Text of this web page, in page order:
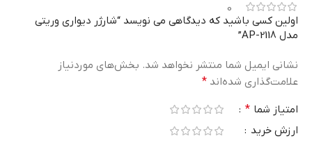
0
اولین کسی باشید که دیدگاهی می نویسد “شارژر دیواری وریتی
مدل AP-2118”
نشانی ایمیل شما منتشر نخواهد شد. بخش‌های موردنیاز
علامت‌گذاری شده‌اند *
امتیاز شما *
ارزش خرید